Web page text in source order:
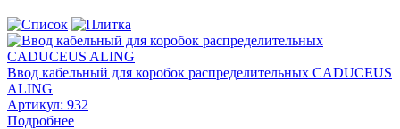
Ввод кабельный для коробок распределительных CADUCEUS
ALING
Артикул: 932
Подробнее